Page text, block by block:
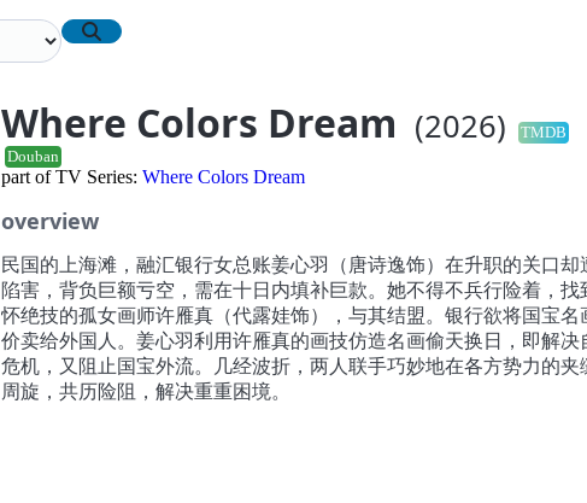
Where Colors Dream (2026)
TMDB
Douban
part of TV Series: Where Colors Dream
overview
民国的上海滩，融汇银行女总账姜心羽（唐诗逸饰）在升职的关口却
陷害，背负巨额亏空，需在十日内填补巨款。她不得不兵行险着，找
怀绝技的孤女画师许雁真（代露娃饰），与其结盟。银行欲将国宝名
价卖给外国人。姜心羽利用许雁真的画技仿造名画偷天换日，即解决
危机，又阻止国宝外流。几经波折，两人联手巧妙地在各方势力的夹
周旋，共历险阻，解决重重困境。